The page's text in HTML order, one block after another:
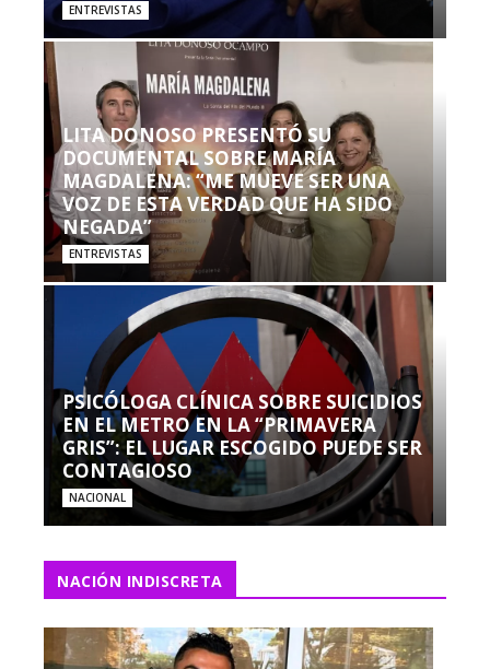
ENTREVISTAS
LITA DONOSO PRESENTÓ SU
DOCUMENTAL SOBRE MARÍA
MAGDALENA: “ME MUEVE SER UNA
VOZ DE ESTA VERDAD QUE HA SIDO
NEGADA”
ENTREVISTAS
PSICÓLOGA CLÍNICA SOBRE SUICIDIOS
EN EL METRO EN LA “PRIMAVERA
GRIS”: EL LUGAR ESCOGIDO PUEDE SER
CONTAGIOSO
NACIONAL
NACIÓN INDISCRETA